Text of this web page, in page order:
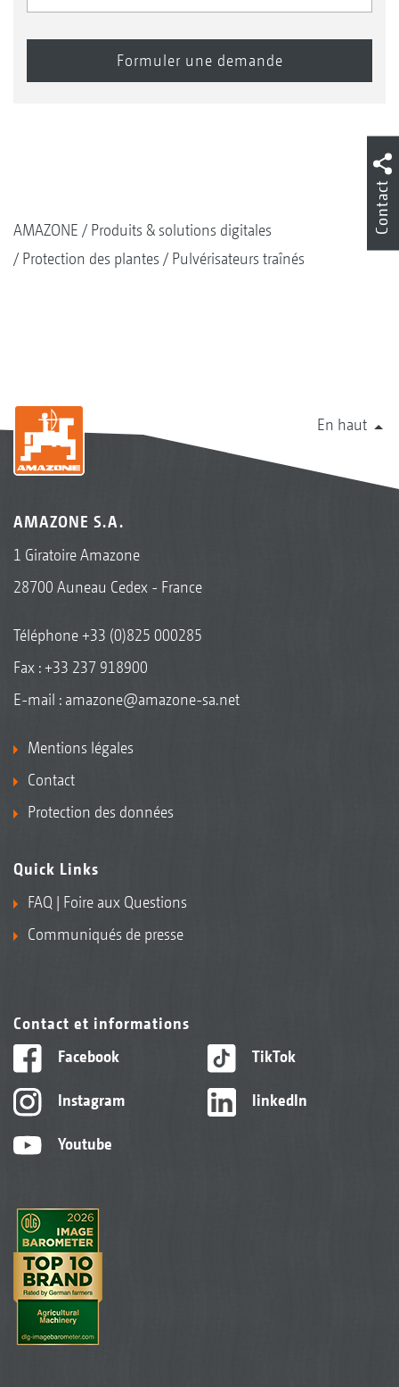
Dans les cultures spéciales et pour traiter les foyers
unité de commande ergonomique qui est exploitée,
associée à la poignée multifonction AmaPilot+, ou
AMAZONE
Produits & solutions digitales
Protection des plantes
Pulvérisateurs traînés
En haut
AMAZONE S.A.
1 Giratoire Amazone
28700 Auneau Cedex - France
Téléphone+33 (0)825 000285
Fax : +33 237 918900
E-mail : amazone@amazone-sa.net
Mentions légales
Contact
Protection des données
Quick Links
FAQ | Foire aux Questions
Communiqués de presse
Contact et informations
Facebook
Instagram
Youtube
TikTok
linkedIn
Contact